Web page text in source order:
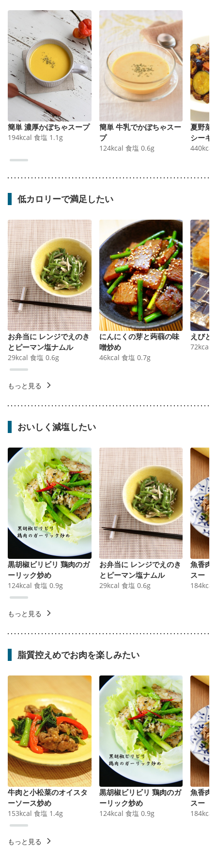
簡単 濃厚かぼちゃスープ
194kcal 食塩 1.1 g
簡単 牛乳でかぼちゃスー
プ
124kcal 食塩 0.6g
夏野菜
シーキ
440kcal
低カロリーで満足したい
お弁当に レンジでえのき
とピーマン塩ナムル
29kcal 食塩 0.6g
にんにくの芽と蒟蒻の味
噌炒め
46kcal 食塩 0.7g
えびと
72kcal
もっと見る
おいしく減塩したい
黒胡椒ビリビリ 鶏肉のガ
ーリック炒め
124kcal 食塩 0.9g
お弁当に レンジでえのき
とピーマン塩ナムル
29kcal 食塩 0.6g
魚香肉
スー
184kcal
もっと見る
脂質控えめでお肉を楽しみたい
牛肉と小松菜のオイスタ
ーソース炒め
153kcal 食塩 1.4g
黒胡椒ビリビリ 鶏肉のガ
ーリック炒め
124kcal 食塩 0.9g
魚香肉
スー
184kcal
もっと見る